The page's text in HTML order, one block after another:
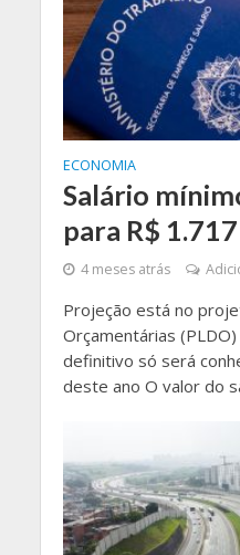
ECONOMIA
Salário
para R$
4 meses atrás
Projeção está no
Orçamentárias
definitivo só será
deste ano O valor do